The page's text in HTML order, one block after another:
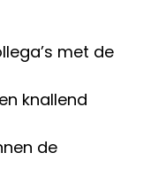
met de
knallend
de